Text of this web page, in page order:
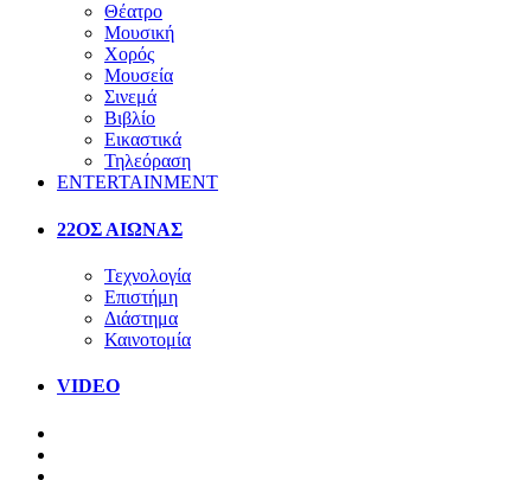
Θέατρο
Μουσική
Χορός
Μουσεία
Σινεμά
Βιβλίο
Εικαστικά
Τηλεόραση
ENTERTAINMENT
22ΟΣ ΑΙΩΝΑΣ
Τεχνολογία
Επιστήμη
Διάστημα
Καινοτομία
VIDEO